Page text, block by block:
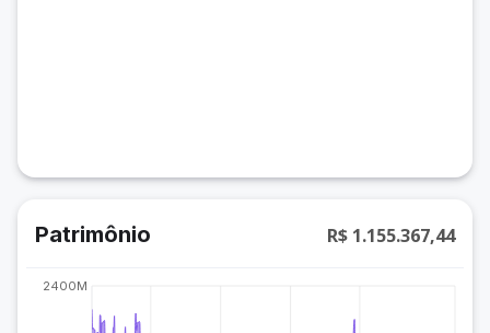
Patrimônio R$ 1.155.367,44
2400M